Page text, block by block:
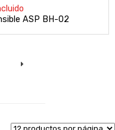
ASP BH-02